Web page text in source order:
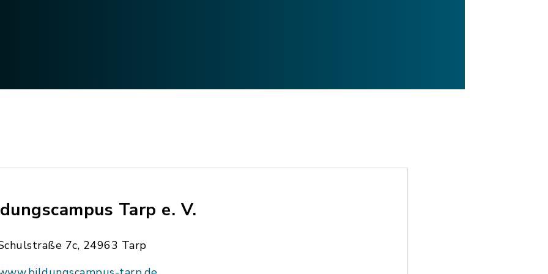
Tarp e. V.
7c, 24963 Tarp